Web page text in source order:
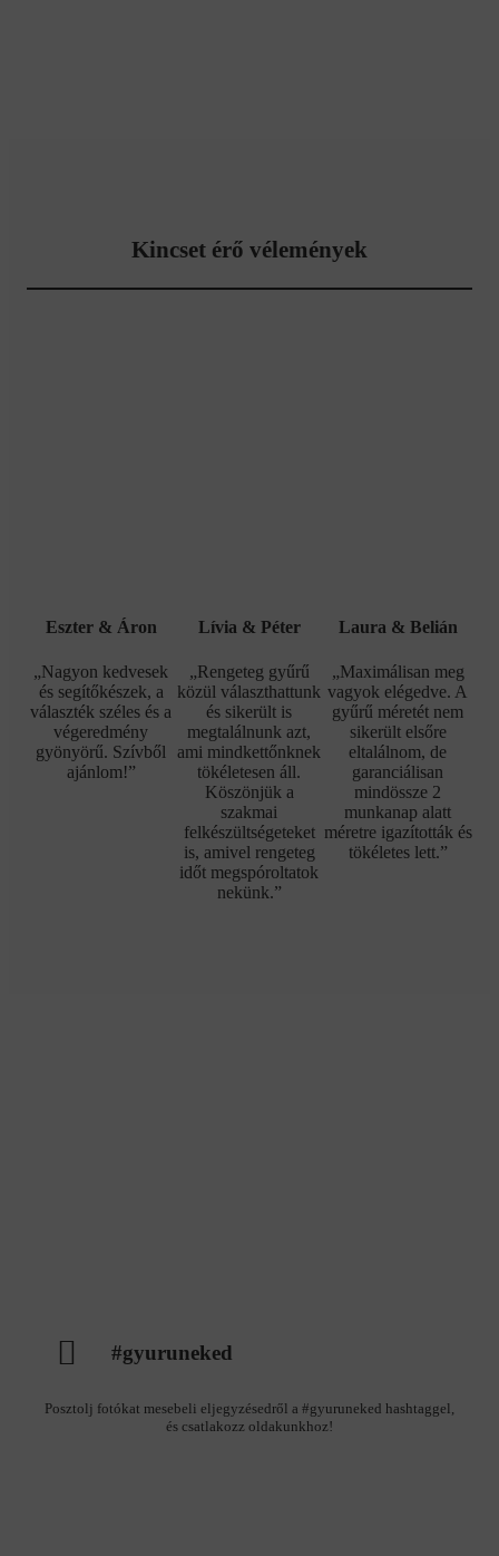
Kincset érő vélemények
Eszter & Áron
„Nagyon kedvesek
és segítőkészek, a
választék széles és a
végeredmény
gyönyörű. Szívből
ajánlom!”
Lívia & Péter
„Rengeteg gyűrű
közül választhattunk
és sikerült is
megtalálnunk azt,
ami mindkettőnknek
tökéletesen áll.
Köszönjük a
szakmai
felkészültségeteket
is, amivel rengeteg
időt megspóroltatok
nekünk.”
Laura & Belián
„Maximálisan meg
vagyok elégedve. A
gyűrű méretét nem
sikerült elsőre
eltalálnom, de
garanciálisan
mindössze 2
munkanap alatt
méretre igazították és
tökéletes lett.”
#gyuruneked
Posztolj fotókat mesebeli eljegyzésedről a #gyuruneked hashtaggel,
és csatlakozz oldakunkhoz!